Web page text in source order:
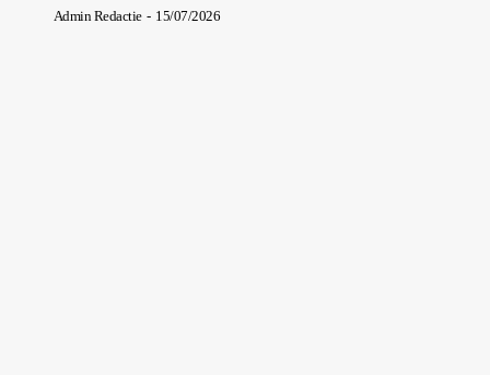
Admin Redactie - 15/07/2026